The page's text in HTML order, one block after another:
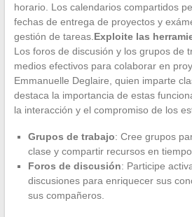
horario. Los calendarios compartidos
fechas de entrega de proyectos y
gestión de tareas. Exploite las
Los foros de discusión y los grupos de
medios efectivos para colaborar en
Emmanuelle Deglaire, quien imparte
destaca la importancia de estas
la interacción y el compromiso de los
Grupos de trabajo: Cree grupos
clase y compartir recursos en tiempo
Foros de discusión: Participe
discusiones para enriquecer sus
sus compañeros.